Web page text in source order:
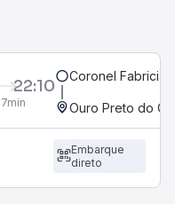
22:10 Coronel
Ouro Preto do
Embarque
direto